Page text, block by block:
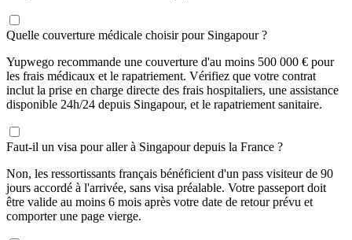
Quelle couverture médicale choisir pour Singapour ?
Yupwego recommande une couverture d'au moins 500 000 € pour
les frais médicaux et le rapatriement. Vérifiez que votre contrat
inclut la prise en charge directe des frais hospitaliers, une assistance
disponible 24h/24 depuis Singapour, et le rapatriement sanitaire.
Faut-il un visa pour aller à Singapour depuis la France ?
Non, les ressortissants français bénéficient d'un pass visiteur de 90
jours accordé à l'arrivée, sans visa préalable. Votre passeport doit
être valide au moins 6 mois après votre date de retour prévu et
comporter une page vierge.